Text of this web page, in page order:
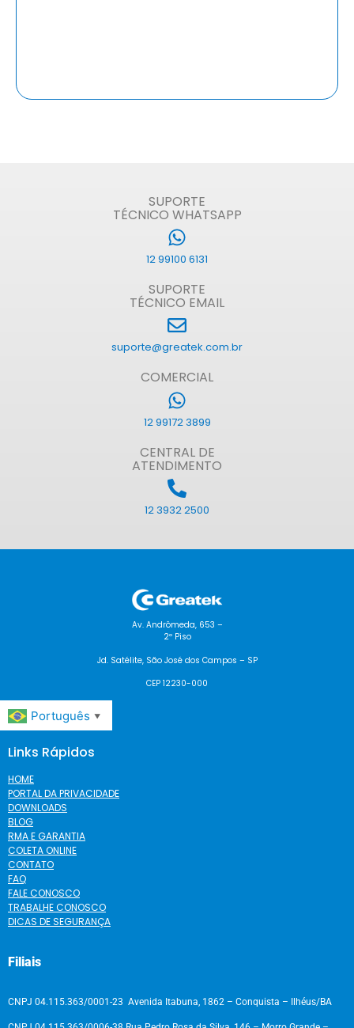
SUPORTE
TÉCNICO WHATSAPP
12 99100 6131
SUPORTE
TÉCNICO EMAIL
suporte@greatek.com.br
COMERCIAL
12 99172 3899
CENTRAL DE
ATENDIMENTO
12 3932 2500
Av. Andrômeda, 653 –
2º Piso
Jd. Satélite, São José dos Campos – SP
CEP 12230-000
Português ▼
Links Rápidos
HOME
PORTAL DA PRIVACIDADE
DOWNLOADS
BLOG
RMA E GARANTIA
COLETA ONLINE
CONTATO
FAQ
FALE CONOSCO
TRABALHE CONOSCO
DICAS DE SEGURANÇA
Filiais
CNPJ 04.115.363/0001-23 Avenida Itabuna, 1862 – Conquista – Ilhéus/BA